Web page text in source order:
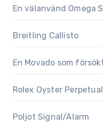
En välanvänd Omega
Breitling Callisto
En Movado som
Rolex Oyster
Poljot Signal/Alarm